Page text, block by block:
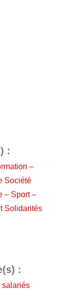
:
–
Société
– Sport –
Solidarités
:
salariés